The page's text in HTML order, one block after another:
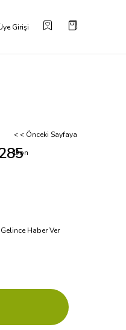
Girişi
< < Önceki Sayfaya
Dön
Gelince Haber Ver